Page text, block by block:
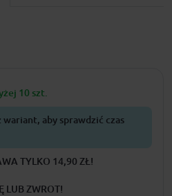
10 szt.
aby sprawdzić czas
TYLKO 14,90 ZŁ!
LUB ZWROT!